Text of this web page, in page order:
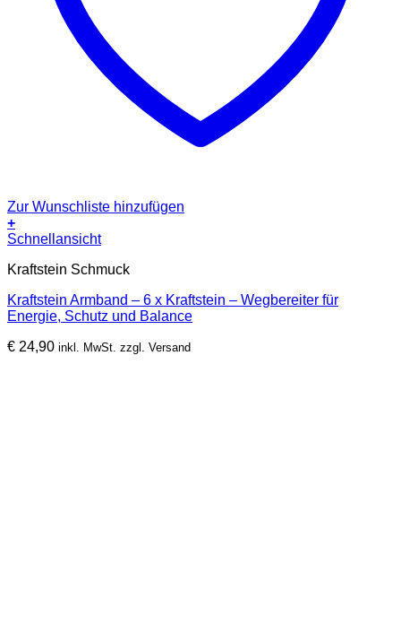
Zur Wunschliste hinzufügen
+
Schnellansicht
Kraftstein Schmuck
Kraftstein Armband – 6 x Kraftstein – Wegbereiter für
Energie, Schutz und Balance
€ 24,90 inkl. MwSt. zzgl. Versand